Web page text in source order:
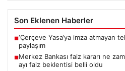
Son Eklenen Haberler
■‘Çerçeve Yasa’ya imza atmayan
paylaşım
■Merkez Bankası faiz kararı ne
ayı faiz beklentisi belli oldu